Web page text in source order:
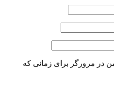
در مرورگر برای زمانی که